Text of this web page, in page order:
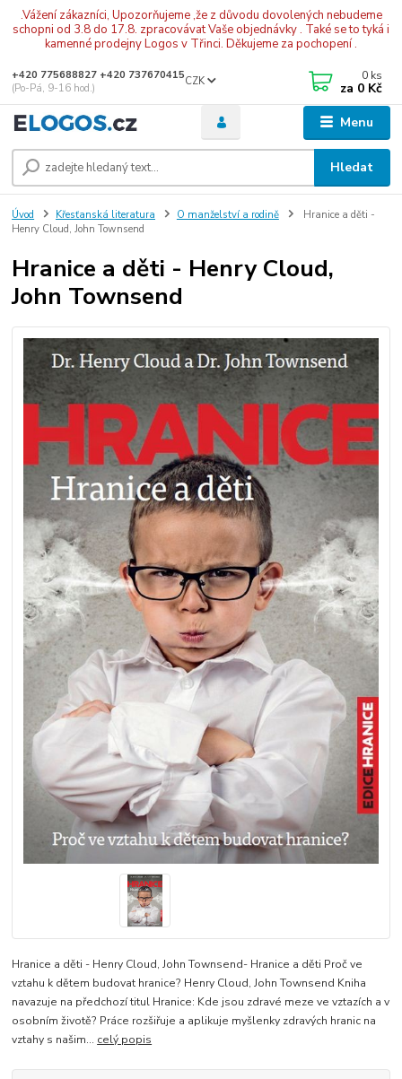
.Vážení zákazníci, Upozorňujeme ,že z důvodu dovolených nebudeme
schopni od 3.8 do 17.8. zpracovávat Vaše objednávky . Také se to tyká i
kamenné prodejny Logos v Třinci. Děkujeme za pochopení .
Menu
CZK
Hledat
+420 775688827 +420 737670415
(Po-Pá, 9-16 hod.)
0 ks
za 0 Kč
Úvod Křesťanská literatura O manželství a rodině
Hranice a děti -
Henry Cloud, John Townsend
Hranice a děti - Henry Cloud,
John Townsend
Hranice a děti - Henry Cloud, John Townsend- Hranice a děti Proč ve
vztahu k dětem budovat hranice? Henry Cloud, John Townsend Kniha
navazuje na předchozí titul Hranice: Kde jsou zdravé meze ve vztazích a v
osobním životě? Práce rozšiřuje a aplikuje myšlenky zdravých hranic na
vztahy s našim... celý popis